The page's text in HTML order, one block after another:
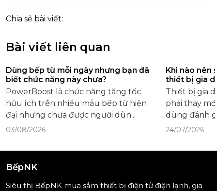
Chia sẻ bài viết:
Bài viết liên quan
Dùng bếp từ mỗi ngày nhưng bạn đã
biết chức năng này chưa?
PowerBoost là chức năng tăng tốc
hữu ích trên nhiều mẫu bếp từ hiện
đại nhưng chưa được người dùn...
03/08/2026
Khi nào nên
thiết bị gia
Thiết bị gia
phải thay
dùng đánh
24/07/2026
BếpNK
Siêu thị BếpNK mua sắm thiết bị điện tử điện lạnh, gia